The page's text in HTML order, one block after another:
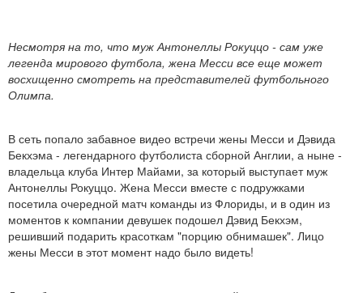
Несмотря на то, что муж Антонеллы Рокуццо - сам уже
легенда мирового футбола, жена Месси все еще может
восхищенно смотреть на представителей футбольного
Олимпа.
В сеть попало забавное видео встречи жены Месси и Дэвида
Бекхэма - легендарного футболиста сборной Англии, а ныне -
владельца клуба Интер Майами, за который выступает муж
Антонеллы Рокуццо. Жена Месси вместе с подружками
посетила очередной матч команды из Флориды, и в один из
моментов к компании девушек подошел Дэвид Бекхэм,
решивший подарить красоткам "порцию обнимашек". Лицо
жены Месси в этот момент надо было видеть!